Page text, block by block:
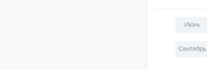
Июнь
Сентябрь